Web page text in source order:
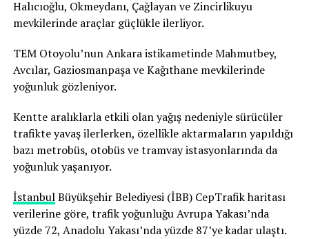
Halıcıoğlu, Okmeydanı, Çağlayan ve Zincirlikuyu
mevkilerinde araçlar güçlükle ilerliyor.
TEM Otoyolu’nun Ankara istikametinde Mahmutbey,
Avcılar, Gaziosmanpaşa ve Kağıthane mevkilerinde
yoğunluk gözleniyor.
Kentte aralıklarla etkili olan yağış nedeniyle sürücüler
trafikte yavaş ilerlerken, özellikle aktarmaların yapıldığı
bazı metrobüs, otobüs ve tramvay istasyonlarında da
yoğunluk yaşanıyor.
İstanbulBüyükşehir Belediyesi (İBB) CepTrafik haritası
verilerine göre, trafik yoğunluğu Avrupa Yakası’nda
yüzde 72, Anadolu Yakası’nda yüzde 87’ye kadar ulaştı.